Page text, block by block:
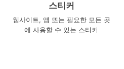
스티커
웹사이트, 앱 또는 필요한 모든 곳
에 사용할 수 있는 스티커